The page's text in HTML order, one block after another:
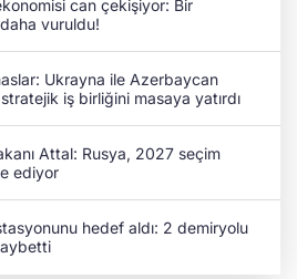
can çekişiyor: Bir
vuruldu!
Ukrayna ile Azerbaycan
iş birliğini masaya yatırdı
Attal: Rusya, 2027 seçim
ediyor
hedef aldı: 2 demiryolu